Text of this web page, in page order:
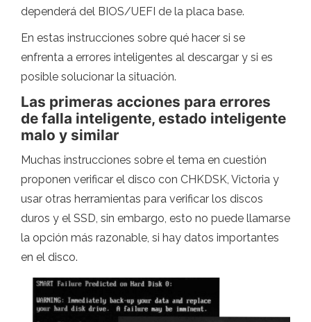
dependerá del BIOS/UEFI de la placa base.
En estas instrucciones sobre qué hacer si se
enfrenta a errores inteligentes al descargar y si es
posible solucionar la situación.
Las primeras acciones para errores
de falla inteligente, estado inteligente
malo y similar
Muchas instrucciones sobre el tema en cuestión
proponen verificar el disco con CHKDSK, Victoria y
usar otras herramientas para verificar los discos
duros y el SSD, sin embargo, esto no puede llamarse
la opción más razonable, si hay datos importantes
en el disco.